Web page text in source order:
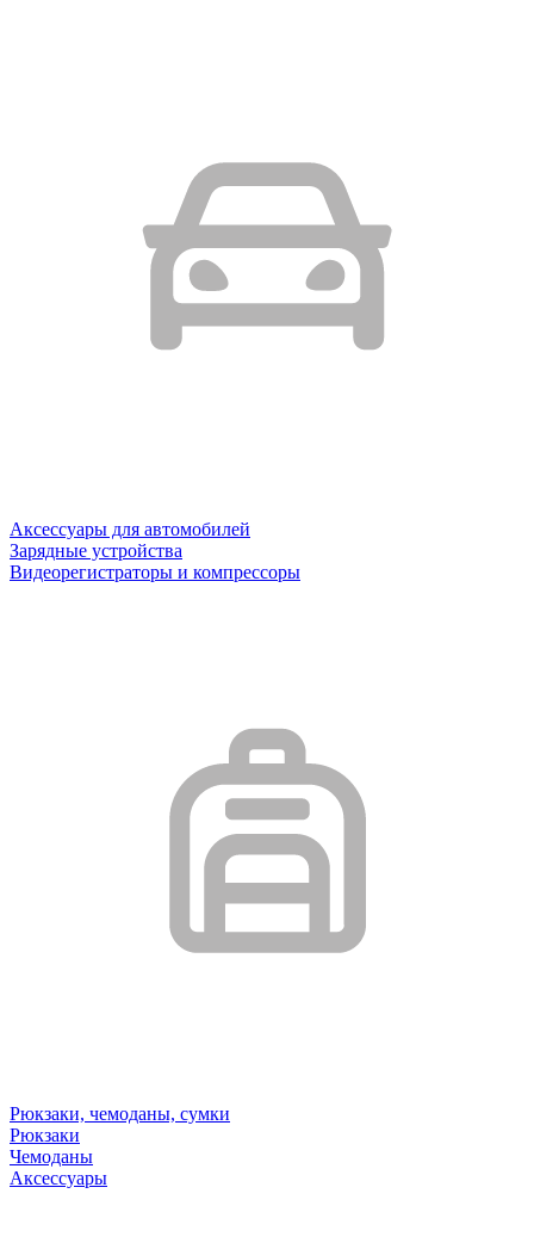
Аксессуары для автомобилей
Зарядные устройства
Видеорегистраторы и компрессоры
Рюкзаки, чемоданы, сумки
Рюкзаки
Чемоданы
Аксессуары